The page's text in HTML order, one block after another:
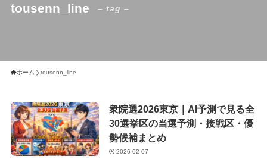
tousenn_line – tag –
ホーム tousenn_line
衆院選2026東京｜AI予測で見る全
30選挙区の当選予測・接戦区・優
勢候補まとめ
2026-02-07